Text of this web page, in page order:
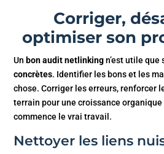
Corriger,
optimiser son
Un bon audit netlinkingn’est utile que
concrètes. Identifier les bons et les
chose. Corriger les erreurs, renforcer
terrain pour une croissance organique
commence le vrai travail.
Nettoyer les liens